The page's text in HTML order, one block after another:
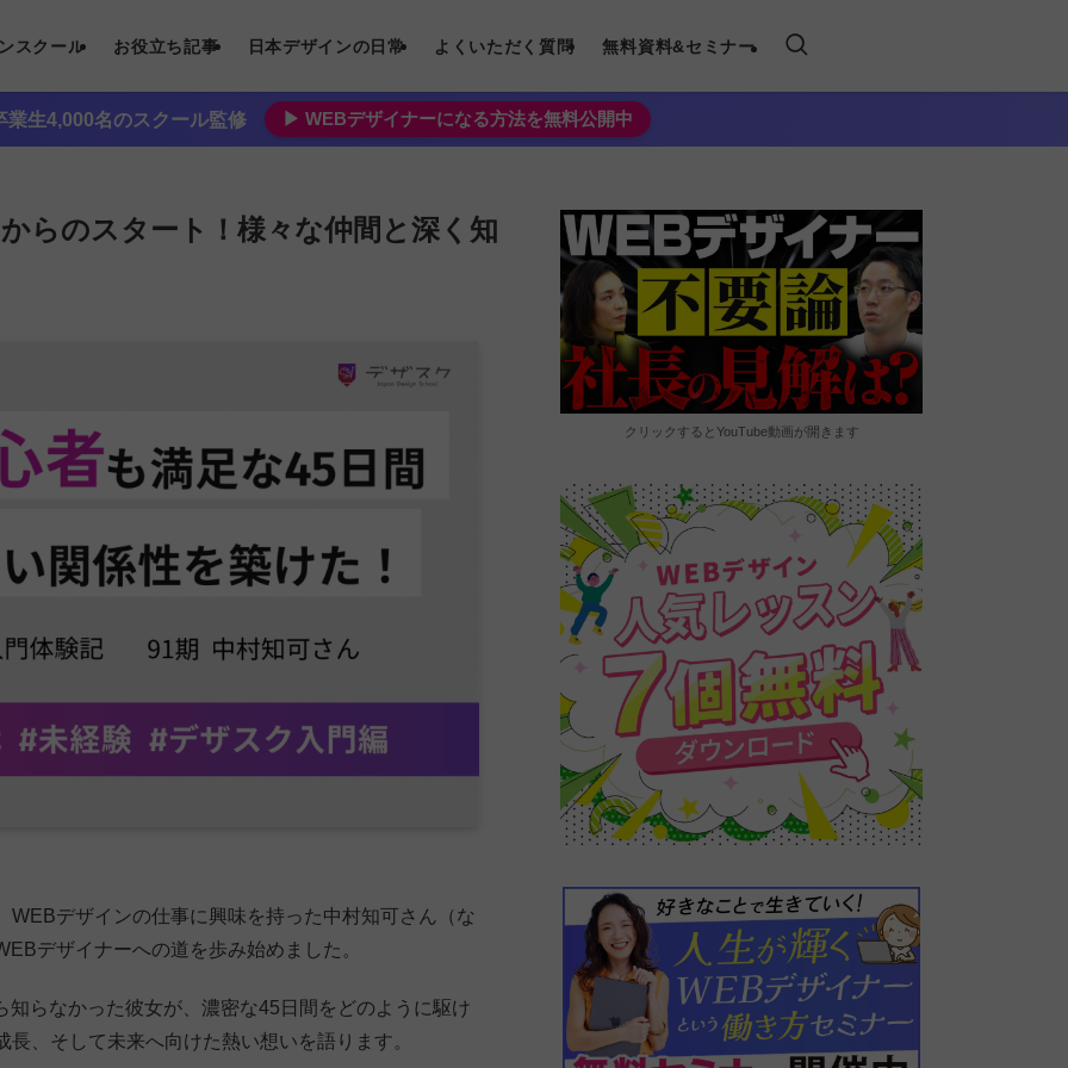
スクール お役立ち記事 日本デザインの日常 よくいただく質問 無料資料&セミナー
業生4,000名のスクール監修 ▶︎ WEBデザイナーになる方法を無料公開中
らのスタート！様々な仲間と深く知
デザインの仕事に興味を持った中村知可さん（な
デザイナーへの道を歩み始めました。
らなかった彼女が、濃密な45日間をどのように駆け
、そして未来へ向けた熱い想いを語ります。
クリックするとYouTube動画が開きます